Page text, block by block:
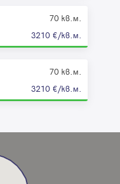
70 кв.м.
3210 €/кв.м.
70 кв.м.
3210 €/кв.м.